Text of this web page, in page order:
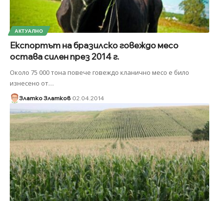
АКТУАЛНО
Експортът на бразилско говеждо месо
остава силен през 2014 г.
Около 75 000 тона повече говеждо кланично месо е било
изнесено от…
Златко Златков 02.04.2014